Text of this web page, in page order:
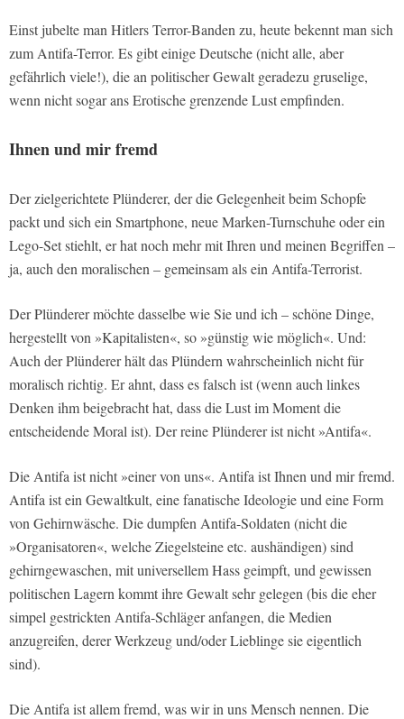
Einst jubelte man Hitlers Terror-Banden zu, heute bekennt man sich
zum Antifa-Terror. Es gibt einige Deutsche (nicht alle, aber
gefährlich viele!), die an politischer Gewalt geradezu gruselige,
wenn nicht sogar ans Erotische grenzende Lust empfinden.
Ihnen und mir fremd
Der zielgerichtete Plünderer, der die Gelegenheit beim Schopfe
packt und sich ein Smartphone, neue Marken-Turnschuhe oder ein
Lego-Set stiehlt, er hat noch mehr mit Ihren und meinen Begriffen –
ja, auch den moralischen – gemeinsam als ein Antifa-Terrorist.
Der Plünderer möchte dasselbe wie Sie und ich – schöne Dinge,
hergestellt von »Kapitalisten«, so »günstig wie möglich«. Und:
Auch der Plünderer hält das Plündern wahrscheinlich nicht für
moralisch richtig. Er ahnt, dass es falsch ist (wenn auch linkes
Denken ihm beigebracht hat, dass die Lust im Moment die
entscheidende Moral ist). Der reine Plünderer ist nicht »Antifa«.
Die Antifa ist nicht »einer von uns«. Antifa ist Ihnen und mir fremd.
Antifa ist ein Gewaltkult, eine fanatische Ideologie und eine Form
von Gehirnwäsche. Die dumpfen Antifa-Soldaten (nicht die
»Organisatoren«, welche Ziegelsteine etc. aushändigen) sind
gehirngewaschen, mit universellem Hass geimpft, und gewissen
politischen Lagern kommt ihre Gewalt sehr gelegen (bis die eher
simpel gestrickten Antifa-Schläger anfangen, die Medien
anzugreifen, derer Werkzeug und/oder Lieblinge sie eigentlich
sind).
Die Antifa ist allem fremd, was wir in uns Mensch nennen. Die